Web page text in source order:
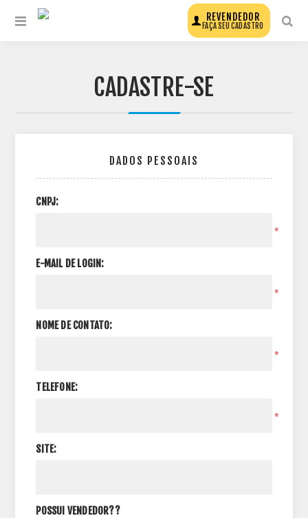
REVENDEDOR
FAÇA SEU CADASTRO
CADASTRE-SE
DADOS PESSOAIS
CNPJ:
*
E-MAIL DE LOGIN:
*
NOME DE CONTATO:
*
TELEFONE:
*
SITE:
POSSUI VENDEDOR??